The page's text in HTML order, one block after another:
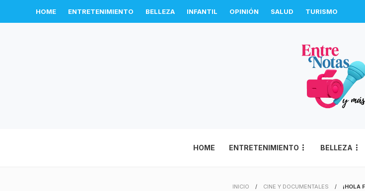
HOME ENTRETENIMIENTO BELLEZA INFANTIL OPINIÓN SALUD TURISMO
HOME ENTRETENIMIENTO BELLEZA
INICIO CINE Y DOCUMENTALES ¡HOLA